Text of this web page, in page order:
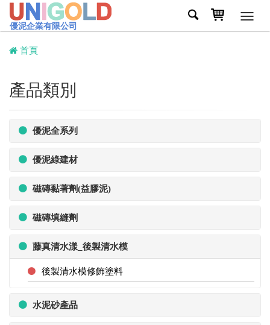
優泥企業有限公司
首頁
產品類別
優泥全系列
優泥綠建材
磁磚黏著劑(益膠泥)
磁磚填縫劑
藤真清水漾_後製清水模
後製清水模修飾塗料
水泥砂產品